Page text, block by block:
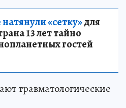
«сетку»для
13 лет тайно
гостей
травматологические